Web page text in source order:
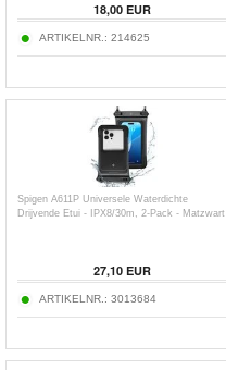
18,00EUR
ARTIKELNR.: 214625
Spigen A611P Universele Waterdichte
Drijvende Etui - IPX8/30m, 2-Pack - Matzwart
27,10EUR
ARTIKELNR.: 3013684